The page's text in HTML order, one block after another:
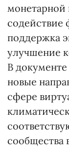
содействие
поддержка
улучшение
В документе
новые
сфере
сообщества